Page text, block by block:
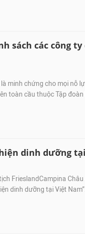
sách các công
minh chứng cho mọi nỗ
toàn cầu thuộc Tập
dinh dưỡng
FrieslandCampina Châu
dinh dưỡng tại Việt